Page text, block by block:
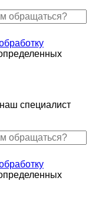
специалист